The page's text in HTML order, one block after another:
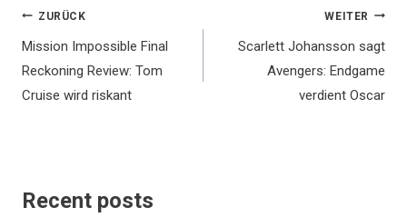
Beitragsnavigation
ZURÜCK
Mission Impossible Final
Reckoning Review: Tom
Cruise wird riskant
WEITER
Scarlett Johansson sagt
Avengers: Endgame
verdient Oscar
Recent posts